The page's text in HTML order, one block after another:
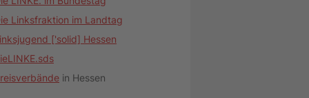
Linksfraktion im Landtag
['solid] Hessen
in Hessen